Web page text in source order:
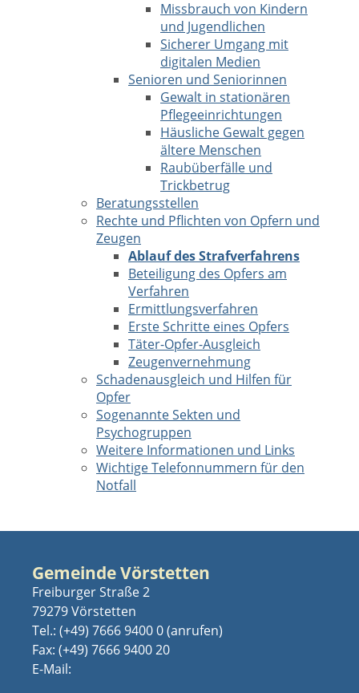
Missbrauch von Kindern
und Jugendlichen
Sicherer Umgang mit
digitalen Medien
Senioren und Seniorinnen
Gewalt in stationären
Pflegeeinrichtungen
Häusliche Gewalt gegen
ältere Menschen
Raubüberfälle und
Trickbetrug
Beratungsstellen
Rechte und Pflichten von Opfern und
Zeugen
Ablauf des Strafverfahrens
Beteiligung des Opfers am
Verfahren
Ermittlungsverfahren
Erste Schritte eines Opfers
Täter-Opfer-Ausgleich
Zeugenvernehmung
Schadenausgleich und Hilfen für
Opfer
Sogenannte Sekten und
Psychogruppen
Weitere Informationen und Links
Wichtige Telefonnummern für den
Notfall
Gemeinde Vörstetten
Freiburger Straße 2
79279 Vörstetten
Tel.: (+49) 7666 9400 0
Fax: (+49) 7666 9400 20
E-Mail: